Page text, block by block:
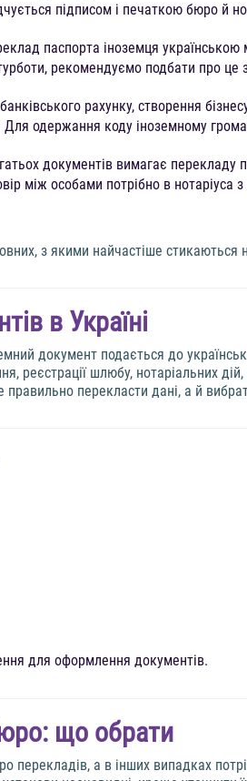
підписом і печаткою бюро й
паспорта іноземця
рекомендуємо подбати про це
рахунку, створення
одержання коду іноземному
документів вимагає перекладу
між особами потрібно в
з якими найчастіше стикаються
в Україні
документ подається до
шлюбу, нотаріальних
перекласти дані, а й
для оформлення документів.
що обрати
а в інших випадках